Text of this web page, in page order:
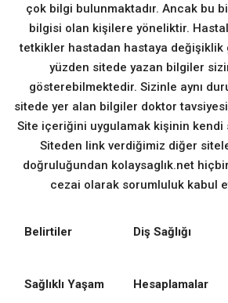
çok bilgi bulunmaktadır. Ancak bu
bilgisi olan kişilere yöneliktir.
tetkikler hastadan hastaya değişiklik
yüzden sitede yazan bilgiler
gösterebilmektedir. Sizinle aynı
sitede yer alan bilgiler doktor
Site içeriğini uygulamak kişinin kendi
Siteden link verdiğimiz diğer
doğruluğundan kolaysaglık.net
cezai olarak sorumluluk kabul
Belirtiler Diş Sağlığı
Sağlıklı Yaşam Hesaplamalar